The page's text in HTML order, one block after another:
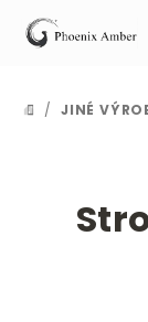
obsah
DOMŮ
/ JINÉ